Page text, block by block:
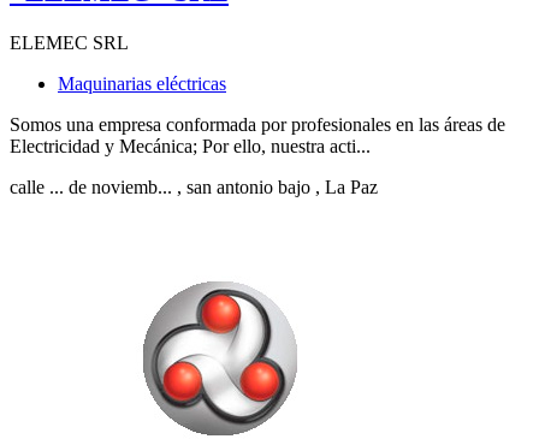
ELEMEC SRL
Maquinarias eléctricas
Somos una empresa conformada por profesionales en las áreas de
Electricidad y Mecánica; Por ello, nuestra acti...
calle ... de noviemb... , san antonio bajo , La Paz